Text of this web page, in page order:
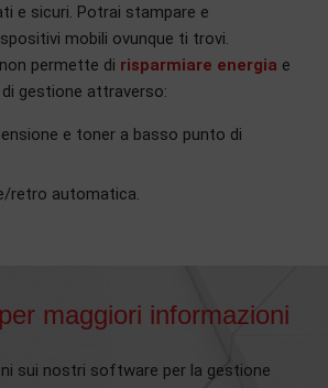
e sicuri. Potrai stampare e
mobili ovunque ti trovi.
permette di risparmiare energia e
gestione attraverso:
e toner a basso punto di
retro automatica.
maggiori informazioni
sui nostri software per la gestione